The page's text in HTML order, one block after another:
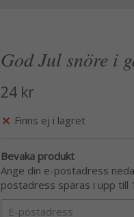
God Jul snöre i
24 kr
Finns ej i lagret
Bevaka produkt
Ange din e-postadress
postadress sparas i upp till